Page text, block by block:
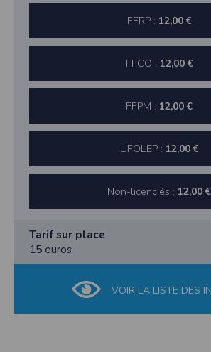
FFRP : 12,00 €
FFCO : 12,00 €
FFPM : 12,00 €
UFOLEP : 12,00 €
Non-licenciés : 12,00 €
Tarif sur place
15 euros
VOIR LA LISTE DES
Informations sur le paiement
Aucun paiement n'étant effectué dans
vos cartes de crédit ou de débit ne sera collectée.
Traduction in English :
photo to the gallery. We collect information from the
Payment information
debit cards will be collected.